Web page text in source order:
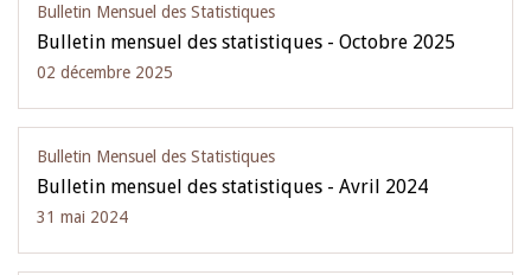
Bulletin Mensuel des Statistiques
Bulletin mensuel des statistiques - Octobre 2025
02 décembre 2025
Bulletin Mensuel des Statistiques
Bulletin mensuel des statistiques - Avril 2024
31 mai 2024